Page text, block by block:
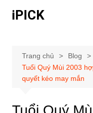
đếniPICK
Trang chủ
Blog
Tuổi Quý Mùi 2003
quyết kéo may mắn